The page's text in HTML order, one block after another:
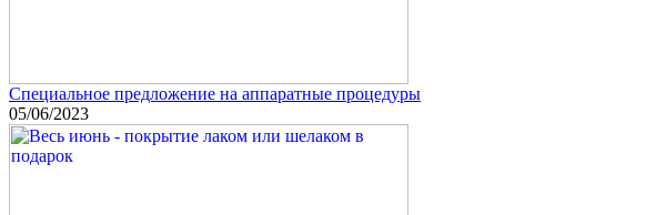
Специальное предложение на аппаратные процедуры
05/06/2023